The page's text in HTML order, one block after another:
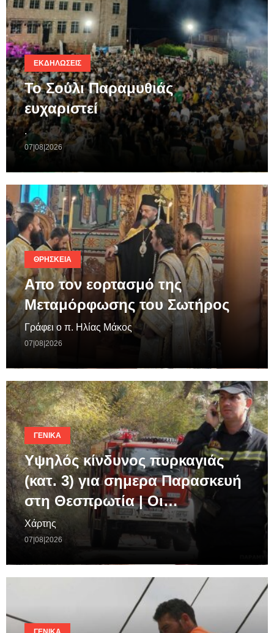
ΕΚΔΗΛΏΣΕΙΣ
Το Σούλι Παραμυθιάς
ευχαριστεί
.
07|08|2026
ΘΡΗΣΚΕΊΑ
Απο τον εορτασμό της
Μεταμόρφωσης του Σωτήρος
Γράφει ο π. Ηλίας Μάκος
07|08|2026
ΓΕΝΙΚΆ
Υψηλός κίνδυνος πυρκαγιάς
(κατ. 3) για σημερα Παρασκευή
στη Θεσπρωτία | Οι…
Χάρτης
07|08|2026